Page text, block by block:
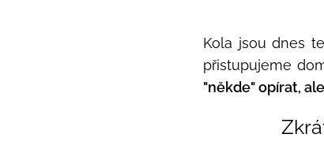
Kola jsou dnes
přistupujeme
"někde" opírat,